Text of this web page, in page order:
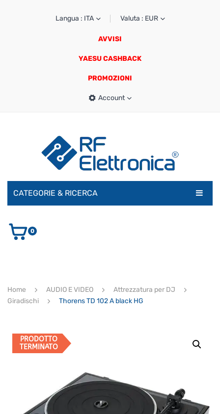
Langua : ITA Valuta : EUR
AVVISI
YAESU CASHBACK
PROMOZIONI
Account
CATEGORIE & RICERCA
AUDIO E VIDEO
ULTIMI ARRIVI
0
Home AUDIO E VIDEO
Attrezzatura per DJ
Giradischi
Thorens TD 102 A black HG
PRODOTTO
TERMINATO